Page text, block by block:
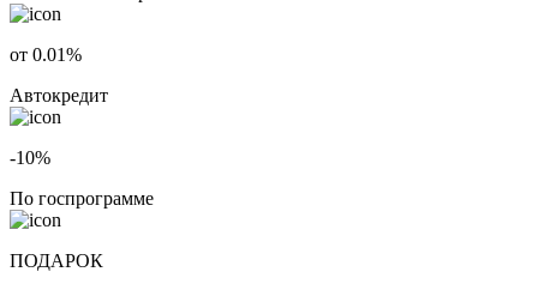
от 0.01%
Автокредит
-10%
По госпрограмме
ПОДАРОК